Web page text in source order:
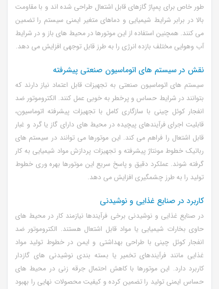
طور خاص برای پمپاژ گازهای قابل اشتعال طراحی شده اند و با مقاومت
بالا در برابر شرایط شیمیایی و دماهای متغیر ایمنی سیستم را تضمین
می کنند. همچنین استفاده از این موتورها در محیط های باز و در شرایط
آب وهوایی مختلف بازده انرژی را به طرز قابل توجهی افزایش می دهد.
نقش در سیستم های اتوماسیون صنعتی پیشرفته
سیستم های اتوماسیون صنعتی به تجهیزات قابل اعتماد نیاز دارند که
بتوانند در شرایط حساس و پرخطر به خوبی عمل کنند. الکتروموتور ضد
انفجار کوئل چینی با سازگاری کامل با تجهیزات پیشرفته اتوماسیون،
قابلیت اجرای فرآیندهای پیچیده در محیط های دارای گاز یا گرد و غبار
قابل اشتعال را فراهم می کند. این موتورها می توانند در سیستم های
رباتیک خطوط مونتاژ پیشرفته و تجهیزات پردازش مواد شیمیایی به کار
گرفته شوند. عملکرد دقیق و پاسخ سریع این موتورها بهره وری خطوط
تولید را به طرز چشمگیری افزایش می دهد.
کاربرد در صنایع غذایی و نوشیدنی
در صنایع غذایی و نوشیدنی برخی فرآیندها نیازمند کار در محیط های
حاوی بخارات شیمیایی یا مواد قابل اشتعال هستند. الکتروموتور ضد
انفجار کوئل چینی با طراحی بهداشتی و ایمن در خطوط تولید مواد
غذایی مانند فرآیندهای تخمیر یا بسته بندی نوشیدنی های گازدار
کاربرد دارد. این موتورها با کاهش احتمال جرقه زنی در محیط های
حساس ایمنی تولید را تضمین کرده و کیفیت محصولات نهایی را بهبود